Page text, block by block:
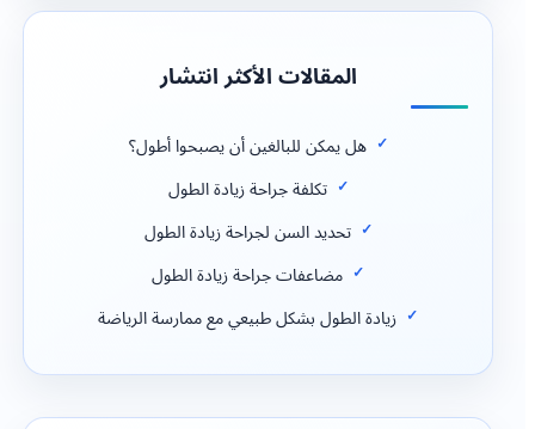
المقالات الأكثر انتشار
هل يمكن للبالغين أن يصبحوا أطول؟
تكلفة جراحة زيادة الطول
تحديد السن لجراحة زيادة الطول
مضاعفات جراحة زيادة الطول
زيادة الطول بشكل طبيعي مع ممارسة الرياضة